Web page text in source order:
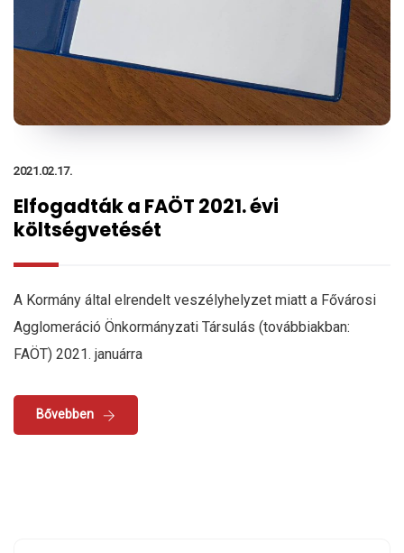
2021.02.17.
Elfogadták a FAÖT 2021. évi
költségvetését
A Kormány által elrendelt veszélyhelyzet miatt a Fővárosi
Agglomeráció Önkormányzati Társulás (továbbiakban:
FAÖT) 2021. januárra
Bővebben